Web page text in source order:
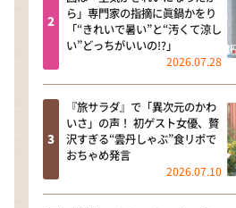
ら」専門家の指摘に眞鍋かをり
「“きれいで暑い”と“汚くて涼し
い”どっちがいいの!?」
2026.07.28
『旅サラダ』で「異次元のかわ
いさ」の声！ 初ゲスト女優、贅
沢すぎる“雲丹しゃぶ”食リポで
おちゃめ発言
2026.07.10